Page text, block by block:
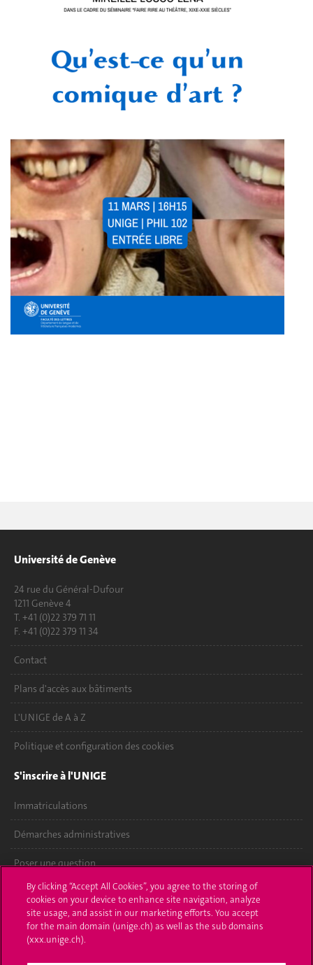
Université de Genève
24 rue du Général-Dufour
1211 Genève 4
T. +41 (0)22 379 71 11
F. +41 (0)22 379 11 34
Contact
Plans d'accès aux bâtiments
L'UNIGE de A à Z
Politique et configuration des cookies
S'inscrire à l'UNIGE
Immatriculations
Démarches administratives
Poser une question
L'UNIGE vous informe
UNIGE Mobile
By clicking “Accept All Cookies”, you agree to the storing of
cookies on your device to enhance site navigation, analyze
site usage, and assist in our marketing efforts. You accept
for the main domain (unige.ch) as well as the sub domains
(xxx.unige.ch).